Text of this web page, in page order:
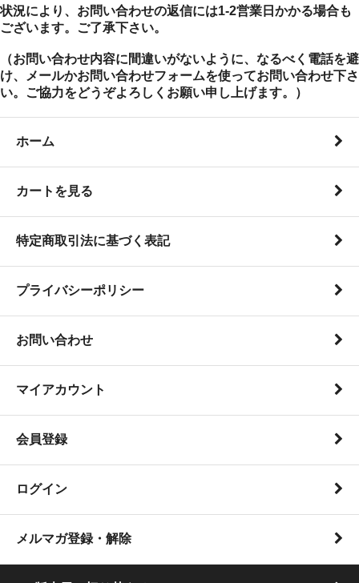
状況により、お問い合わせの返信には1-2営業日かかる場合も
ございます。ご了承下さい。
（お問い合わせ内容に間違いがないように、なるべく電話を避
け、メールかお問い合わせフォームを使ってお問い合わせ下さ
い。ご協力をどうぞよろしくお願い申し上げます。）
ホーム
カートを見る
特定商取引法に基づく表記
プライバシーポリシー
お問い合わせ
マイアカウント
会員登録
ログイン
メルマガ登録・解除